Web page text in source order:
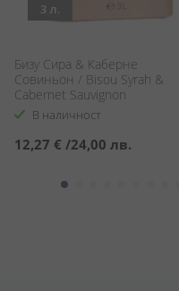
3 л.
Бизу Сира & Каберне
Совиньон / Bisou Syrah &
Cabernet Sauvignon
В наличност
12,27 € /24,00 лв.